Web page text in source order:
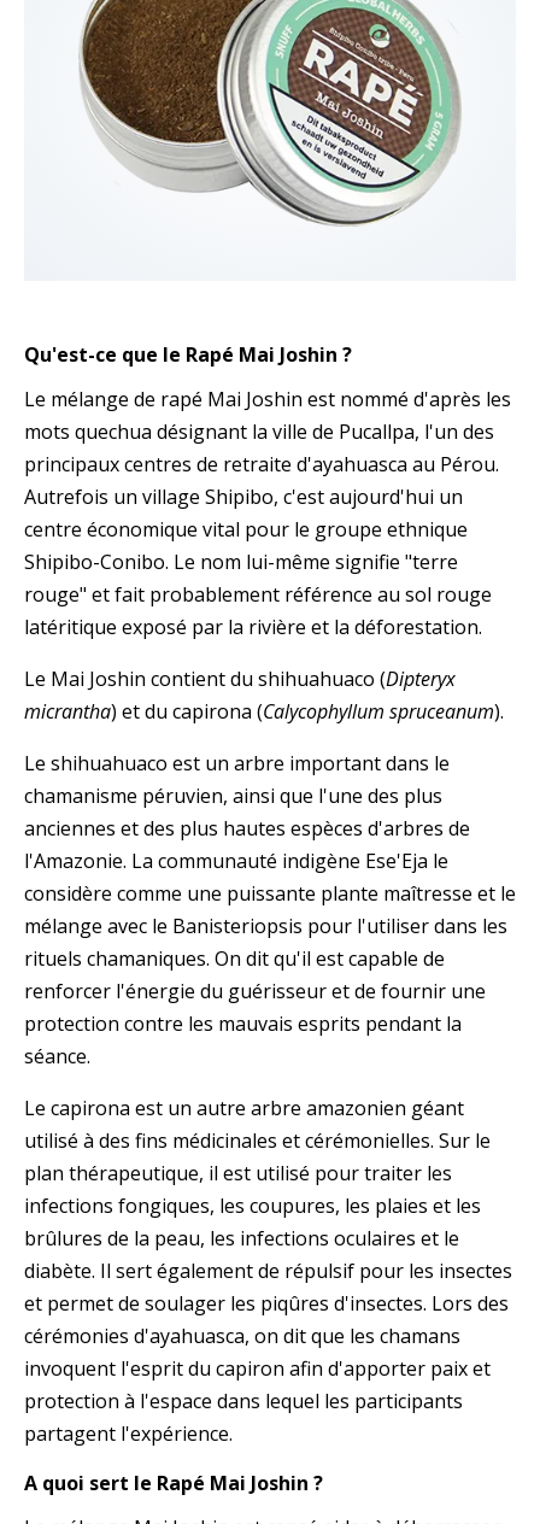
Qu'est-ce que le Rapé Mai Joshin ?
Le mélange de rapé Mai Joshin est nommé d'après les
mots quechua désignant la ville de Pucallpa, l'un des
principaux centres de retraite d'ayahuasca au Pérou.
Autrefois un village Shipibo, c'est aujourd'hui un
centre économique vital pour le groupe ethnique
Shipibo-Conibo. Le nom lui-même signifie "terre
rouge" et fait probablement référence au sol rouge
latéritique exposé par la rivière et la déforestation.
Le Mai Joshin contient du shihuahuaco (Dipteryx
micrantha) et du capirona (Calycophyllum spruceanum).
Le shihuahuaco est un arbre important dans le
chamanisme péruvien, ainsi que l'une des plus
anciennes et des plus hautes espèces d'arbres de
l'Amazonie. La communauté indigène Ese'Eja le
considère comme une puissante plante maîtresse et le
mélange avec le Banisteriopsis pour l'utiliser dans les
rituels chamaniques. On dit qu'il est capable de
renforcer l'énergie du guérisseur et de fournir une
protection contre les mauvais esprits pendant la
séance.
Le capirona est un autre arbre amazonien géant
utilisé à des fins médicinales et cérémonielles. Sur le
plan thérapeutique, il est utilisé pour traiter les
infections fongiques, les coupures, les plaies et les
brûlures de la peau, les infections oculaires et le
diabète. Il sert également de répulsif pour les insectes
et permet de soulager les piqûres d'insectes. Lors des
cérémonies d'ayahuasca, on dit que les chamans
invoquent l'esprit du capiron afin d'apporter paix et
protection à l'espace dans lequel les participants
partagent l'expérience.
A quoi sert le Rapé Mai Joshin ?